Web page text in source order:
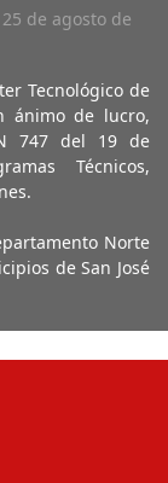
de agosto de
Tecnológico de
ánimo de lucro,
747 del 19 de
Técnicos,
Norte
de San José